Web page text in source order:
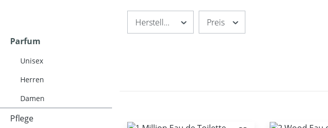
Parfum
Unisex
Herren
Damen
Pflege
Hersteller Preis